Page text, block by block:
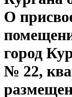
О
город
№ 22,